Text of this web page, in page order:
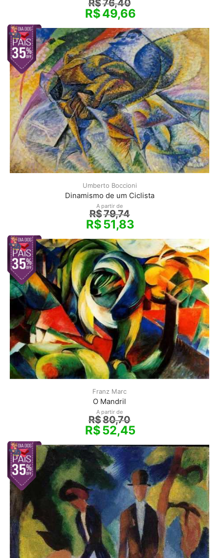
R$76,40
R$49,66
Umberto Boccioni
Dinamismo de um Ciclista
A partir de
R$79,74
R$51,83
Franz Marc
O Mandril
A partir de
R$80,70
R$52,45